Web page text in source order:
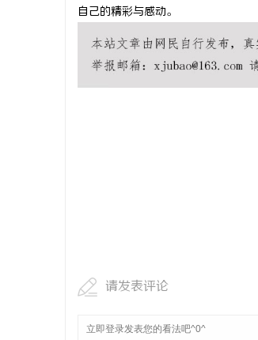
自己的精彩与感动。
请发表评论